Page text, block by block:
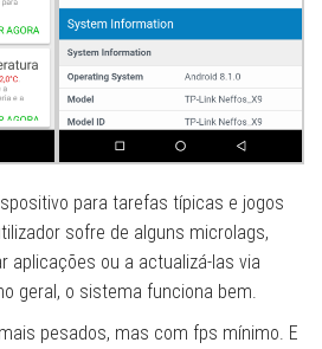
para tarefas típicas e jogos
sofre de alguns microlags,
aplicações ou a actualizá-las via
geral, o sistema funciona bem.
pesados, mas com fps mínimo. E